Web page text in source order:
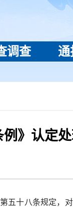
调查 通
》认定
十八条规定，